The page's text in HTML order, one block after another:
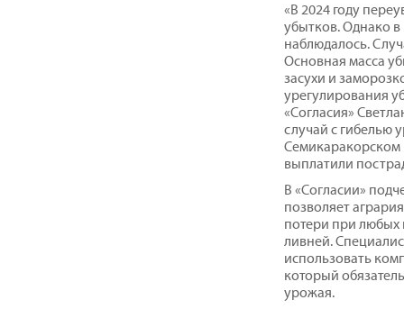
«В 2024 году
убытков. Однако
наблюдалось.
Основная масса
засухи и
урегулирования
«Согласия»
случай с гибелью
Семикаракорском
выплатили
В «Согласии»
позволяет
потери при любых
ливней.
использовать
который
урожая.